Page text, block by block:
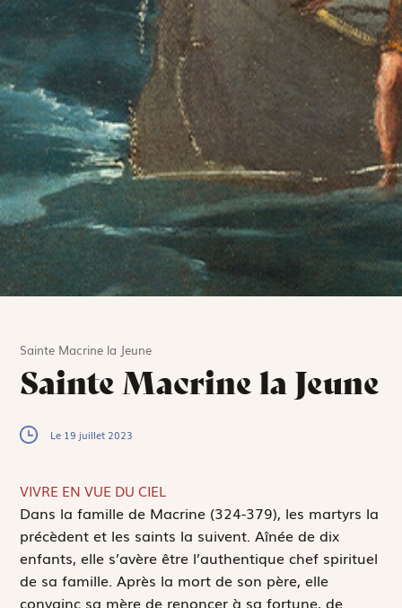
Sainte Macrine la Jeune
Sainte Macrine la Jeune
Le 19 juillet 2023
VIVRE EN VUE DU CIEL
Dans la famille de Macrine (324-379), les martyrs la
précèdent et les saints la suivent. Aînée de dix
enfants, elle s’avère être l’authentique chef spirituel
de sa famille. Après la mort de son père, elle
convainc sa mère de renoncer à sa fortune, de